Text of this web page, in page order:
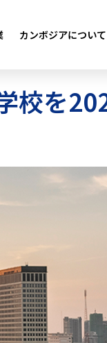
カンボジアについて
校を